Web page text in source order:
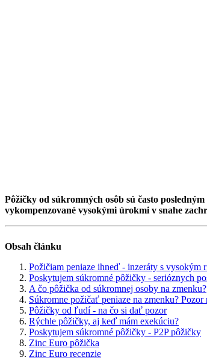
Pôžičky od súkromných osôb sú často
vykompenzované vysokými úrokmi v snahe
Obsah článku
Požičiam peniaze ihneď - inzeráty s vysokým
Poskytujem súkromné pôžičky - serióznych
A čo pôžička od súkromnej osoby na zmenku?
Súkromne požičať peniaze na zmenku?
Pôžičky od ľudí - na čo si dať pozor
Rýchle pôžičky, aj keď mám exekúciu?
Poskytujem súkromné pôžičky - P2P pôžičky
Zinc Euro pôžička
Zinc Euro recenzie